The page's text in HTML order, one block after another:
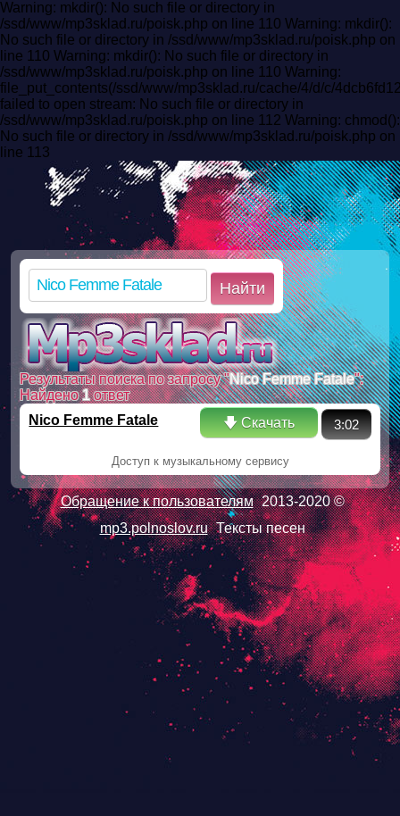
Warning: mkdir(): No such file or directory in
/ssd/www/mp3sklad.ru/poisk.php on line 110 Warning: mkdir():
No such file or directory in /ssd/www/mp3sklad.ru/poisk.php on
line 110 Warning: mkdir(): No such file or directory in
/ssd/www/mp3sklad.ru/poisk.php on line 110 Warning:
file_put_contents(/ssd/www/mp3sklad.ru/cache/4/d/c/
failed to open stream: No such file or directory in
/ssd/www/mp3sklad.ru/poisk.php on line 112 Warning: chmod():
No such file or directory in /ssd/www/mp3sklad.ru/poisk.php on
line 113
Найти
Результаты поиска по запросу "Nico Femme Fatale":
Найдено1ответ
Nico Femme Fatale
🡇 Скачать 3:02
Доступ к музыкальному сервису
Обращение к пользователям 2013-2020 ©
mp3.polnoslov.ru Тексты песен